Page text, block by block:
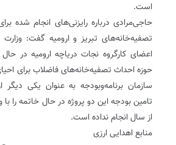
است.
حاجی‌مرادی درباره رایزنی‌های انجام شده
تصفیه‌خانه‌های تبریز و ارومیه گفت: وزارت
اعضای کارگروه نجات دریاچه ارومیه در
حوزه احداث تصفیه‌خانه‌های فاضلاب برای
سازمان برنامه‌و‌بودجه به عنوان یکی‌ دیگر
تامین بودجه این دو پروژه در حال خاتمه
از سال انجام نداده است‌.
منابع اهدایی ارزی